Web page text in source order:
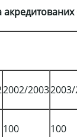
2002/2003
100 100